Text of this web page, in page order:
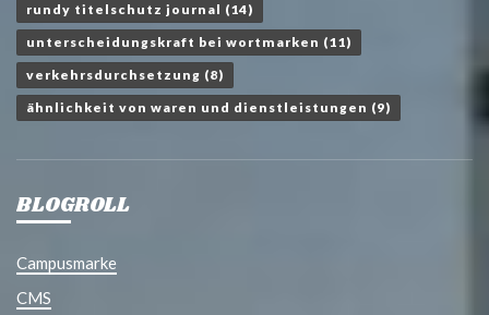
rundy titelschutz journal (14)
unterscheidungskraft bei wortmarken (11)
verkehrsdurchsetzung (8)
ähnlichkeit von waren und dienstleistungen (9)
BLOGROLL
Campusmarke
CMS